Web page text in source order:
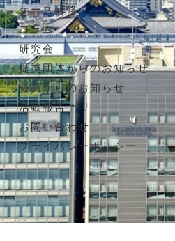
ケース研修
コラム
研究会
提携団体からのお知らせ
会員からのお知らせ
活動報告
お問い合わせ
プライバシーポリシー